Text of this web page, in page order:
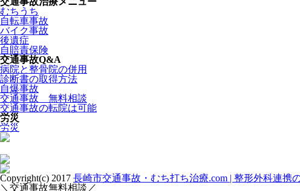
むちうち
自転車事故
バイク事故
後遺症
自賠責保険
交通事故Q&A
病院と整骨院の併用
診断書の取得方法
自爆事故
交通事故 無料相談
交通事故の転院は可能
労災
労災
Copyright(c) 2017 長崎市交通事故・むち打ち治療.com | 整形外科連携
＼交通事故無料相談／